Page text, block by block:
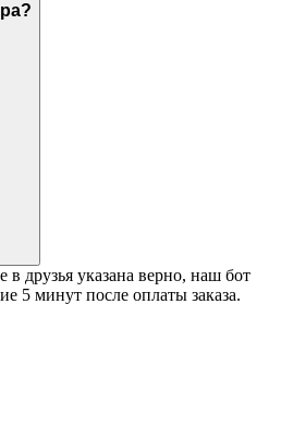
в друзья указана верно, наш бот
5 минут после оплаты заказа.